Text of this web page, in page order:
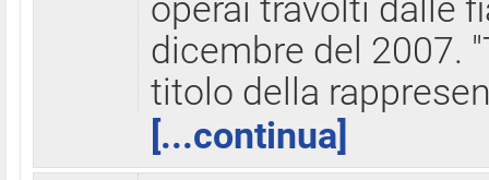
operai travolti dalle
dicembre del 2007.
titolo della
[...continua]